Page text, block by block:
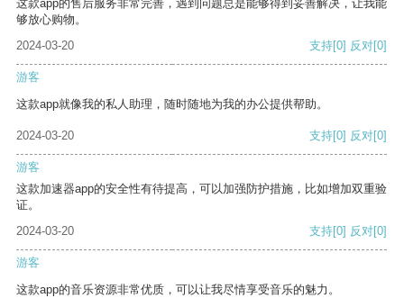
这款app的售后服务非常完善，遇到问题总是能够得到妥善解决，让我能
够放心购物。
2024-03-20
支持[0] 反对[0]
游客
这款app就像我的私人助理，随时随地为我的办公提供帮助。
2024-03-20 支持[0] 反对[0]
游客
这款加速器app的安全性有待提高，可以加强防护措施，比如增加双重验
证。
2024-03-20
支持[0] 反对[0]
游客
这款app的音乐资源非常优质，可以让我尽情享受音乐的魅力。